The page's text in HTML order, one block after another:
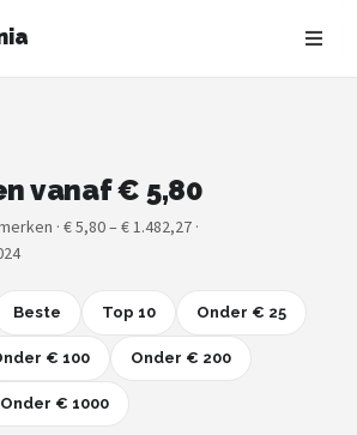
vanaf € 5,80
· € 5,80 – € 1.482,27 ·
Beste Top 10 Onder € 25
€ 100 Onder € 200
Onder € 1000